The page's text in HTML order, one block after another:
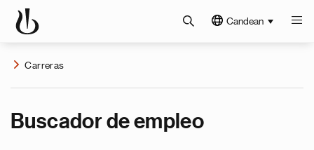
Candean
Carreras
Buscador de empleo